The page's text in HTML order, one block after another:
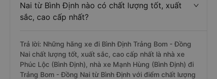
Nai từ Bình Định nào có chất lượng tốt, xuất
sắc, cao cấp nhất?
Trả lời: Những hãng xe đi Bình Định Trảng Bom - Đồng
Nai chất lượng tốt, xuất sắc, cao cấp nhất là nhà xe
Phúc Lộc (Bình Định), nhà xe Mạnh Hùng (Bình Định) đi
Trảng Bom - Đồng Nai từ Bình Định với điểm chất lượng